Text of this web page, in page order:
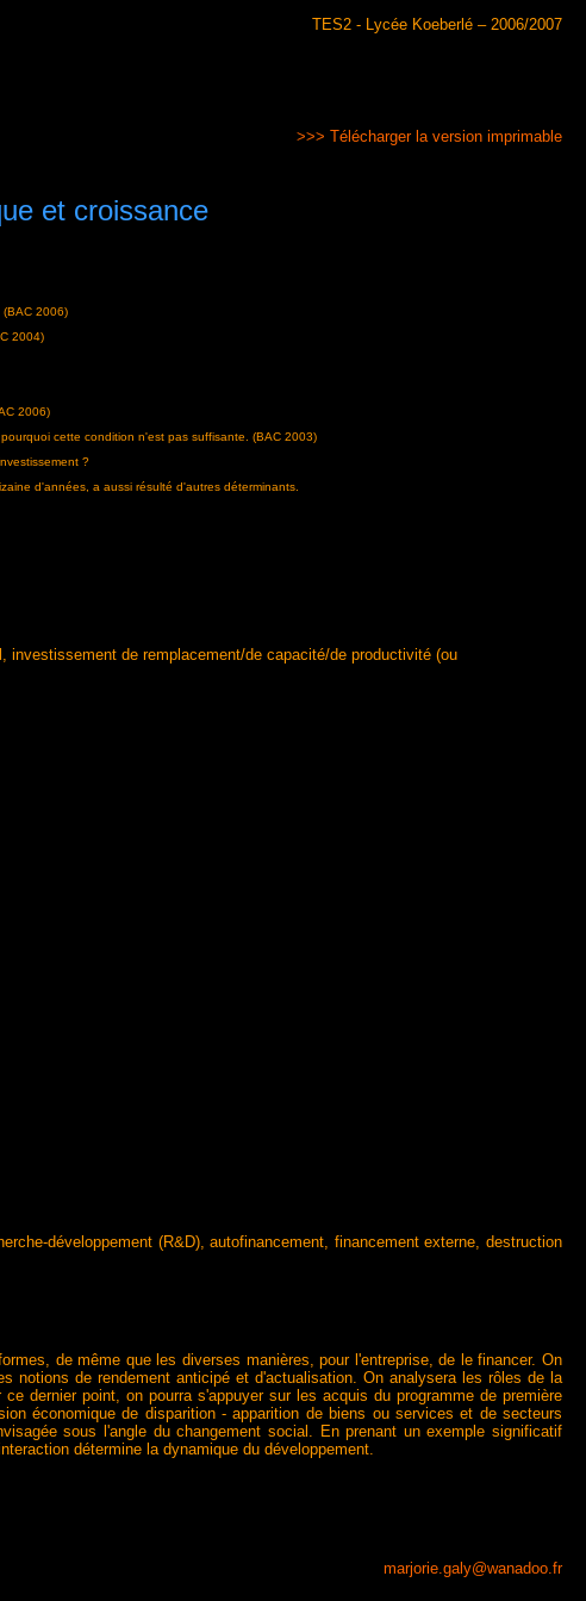
TES2 - Lycée Koeberlé – 2006/2007
>>> Télécharger la version imprimable
et croissance
(BAC 2006)
2004)
2006)
cette condition n'est pas suffisante. (BAC 2003)
?
d'années, a aussi résulté d'autres déterminants.
de remplacement/de capacité/de productivité (ou
développement (R&D), autofinancement, financement externe, destruction
de même que les diverses manières, pour l'entreprise, de le financer. On
notions de rendement anticipé et d'actualisation. On analysera les rôles de la
dernier point, on pourra s'appuyer sur les acquis du programme de première
économique de disparition - apparition de biens ou services et de secteurs
sous l'angle du changement social. En prenant un exemple significatif
détermine la dynamique du développement.
marjorie.galy@wanadoo.fr